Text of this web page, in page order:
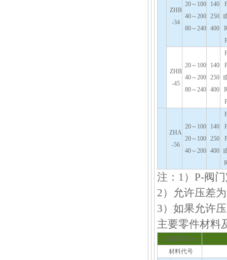
ZHB
-34
20～100
40～200
80～240
140
250
400
ZHB
-45
20～100
40～200
80～240
140
250
400
ZHA
-56
20～100
20～100
40～200
140
250
400
注：1）P-阀
2）允许压差
3）如果允许
主要零件材料
公称通径mm
材料代号